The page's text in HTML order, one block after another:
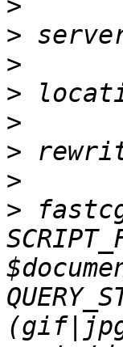
>
>
>
>
>
>
>
>